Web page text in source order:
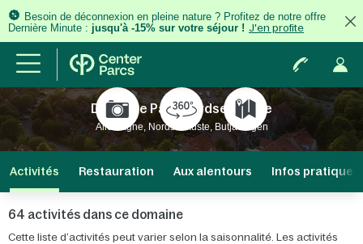
Besoin de déconnexion en pleine nature ? Profitez de notre offre
Dernière Minute : jusqu'à -15% sur votre séjour ! J'en profite
Domaine Park Nordseeküste
Allemagne, Nordseeküste, Butjadingen
Activités Restauration Aux alentours Infos pratiques
64 activités dans ce domaine
Cette liste d’activités peut varier selon la saisonnalité. Les activités